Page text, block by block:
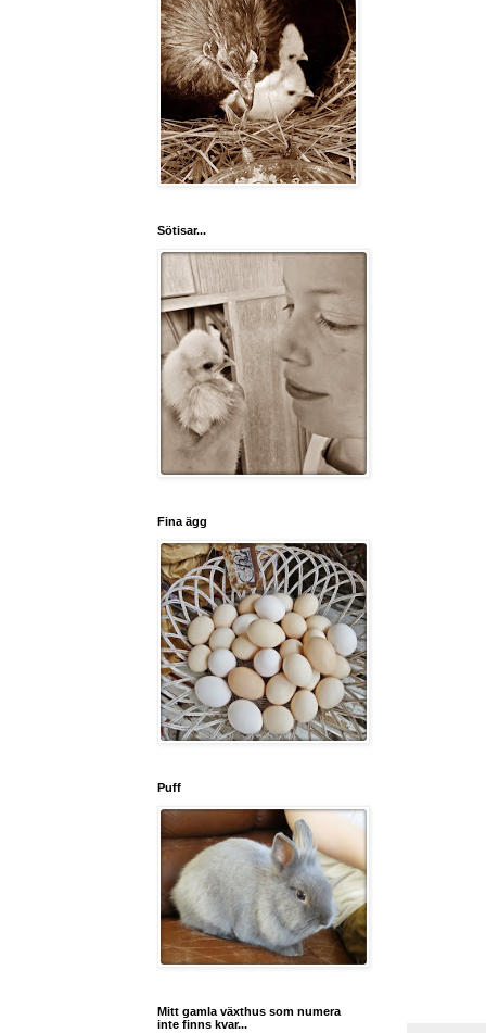
Sötisar...
Fina ägg
Puff
Mitt gamla växthus som numera
inte finns kvar...